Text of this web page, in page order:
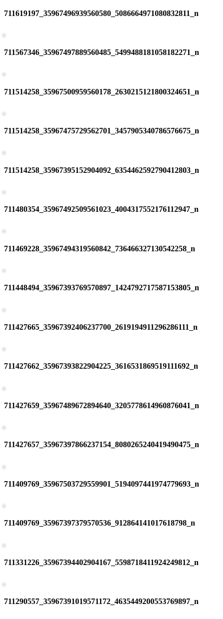
711619197_35967496939560580_5086664971080832811_n
711567346_35967497889560485_5499488181058182271_n
711514258_35967500959560178_2630215121800324651_n
711514258_35967475729562701_3457905340786576675_n
711514258_35967395152904092_6354462592790412803_n
711480354_35967492509561023_4004317552176112947_n
711469228_35967494319560842_736466327130542258_n
711448494_35967393769570897_1424792717587153805_n
711427665_35967392406237700_2619194911296286111_n
711427662_35967393822904225_3616531869519111692_n
711427659_35967489672894640_3205778614960876041_n
711427657_35967397866237154_8080265240419490475_n
711409769_35967503729559901_5194097441974779693_n
711409769_35967397379570536_912864141017618798_n
711331226_35967394402904167_5598718411924249812_n
711290557_35967391019571172_4635449200553769897_n